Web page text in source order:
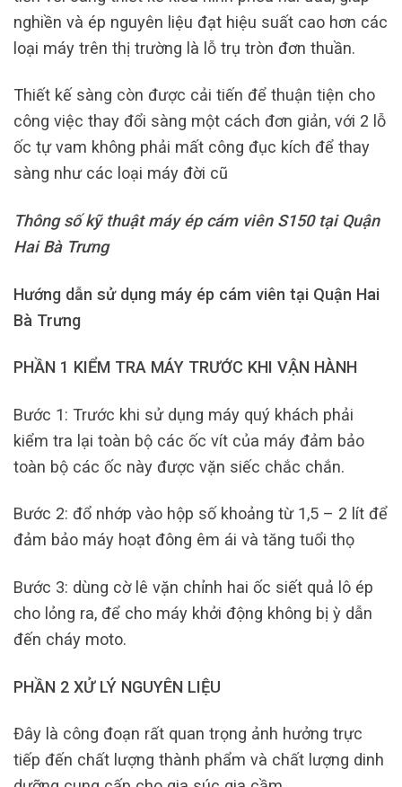
nghiền và ép nguyên liệu đạt hiệu suất cao hơn các
loại máy trên thị trường là lỗ trụ tròn đơn thuần.
Thiết kế sàng còn được cải tiến để thuận tiện cho
công việc thay đổi sàng một cách đơn giản, với 2 lỗ
ốc tự vam không phải mất công đục kích để thay
sàng như các loại máy đời cũ
Thông số kỹ thuật máy ép cám viên S150 tại Quận
Hai Bà Trưng
Hướng dẫn sử dụng máy ép cám viên tại Quận Hai
Bà Trưng
PHẦN 1 KIỂM TRA MÁY TRƯỚC KHI VẬN HÀNH
Bước 1: Trước khi sử dụng máy quý khách phải
kiểm tra lại toàn bộ các ốc vít của máy đảm bảo
toàn bộ các ốc này được vặn siếc chắc chắn.
Bước 2: đổ nhớp vào hộp số khoảng từ 1,5 – 2 lít để
đảm bảo máy hoạt đông êm ái và tăng tuổi thọ
Bước 3: dùng cờ lê vặn chỉnh hai ốc siết quả lô ép
cho lỏng ra, để cho máy khởi động không bị ỳ dẫn
đến cháy moto.
PHẦN 2 XỬ LÝ NGUYÊN LIỆU
Đây là công đoạn rất quan trọng ảnh hưởng trực
tiếp đến chất lượng thành phẩm và chất lượng dinh